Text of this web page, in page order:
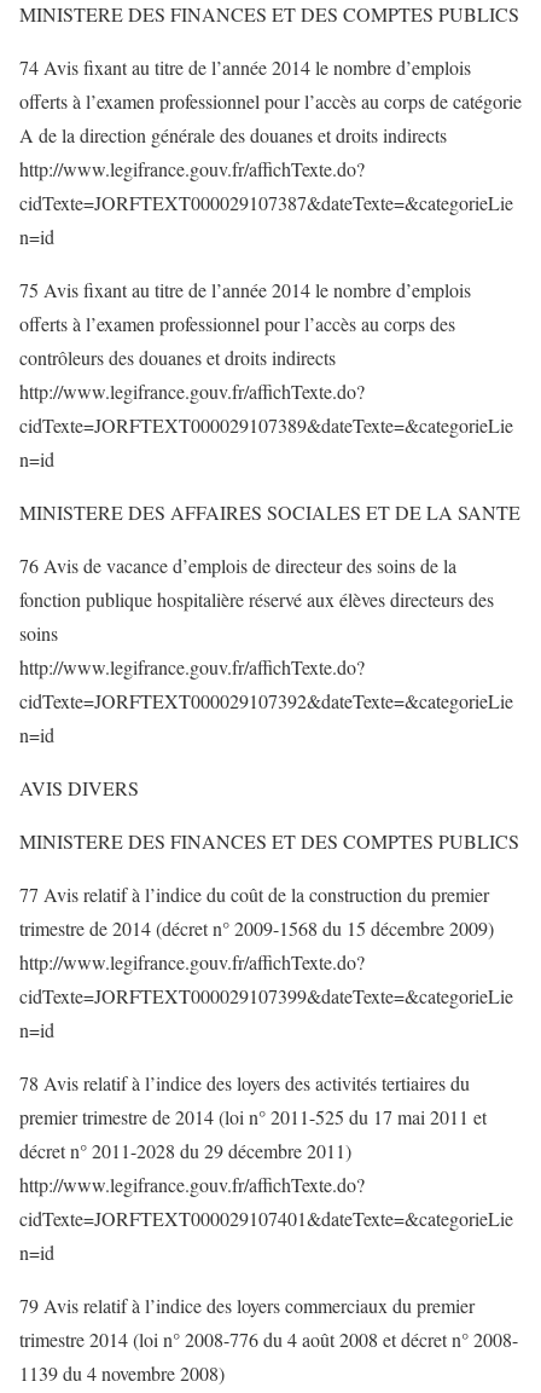
MINISTERE DES FINANCES ET DES COMPTES PUBLICS
74 Avis fixant au titre de l’année 2014 le nombre d’emplois
offerts à l’examen professionnel pour l’accès au corps de catégorie
A de la direction générale des douanes et droits indirects
http://www.legifrance.gouv.fr/affichTexte.do?
cidTexte=JORFTEXT000029107387&dateTexte=&categorieLie
n=id
75 Avis fixant au titre de l’année 2014 le nombre d’emplois
offerts à l’examen professionnel pour l’accès au corps des
contrôleurs des douanes et droits indirects
http://www.legifrance.gouv.fr/affichTexte.do?
cidTexte=JORFTEXT000029107389&dateTexte=&categorieLie
n=id
MINISTERE DES AFFAIRES SOCIALES ET DE LA SANTE
76 Avis de vacance d’emplois de directeur des soins de la
fonction publique hospitalière réservé aux élèves directeurs des
soins
http://www.legifrance.gouv.fr/affichTexte.do?
cidTexte=JORFTEXT000029107392&dateTexte=&categorieLie
n=id
AVIS DIVERS
MINISTERE DES FINANCES ET DES COMPTES PUBLICS
77 Avis relatif à l’indice du coût de la construction du premier
trimestre de 2014 (décret n° 2009-1568 du 15 décembre 2009)
http://www.legifrance.gouv.fr/affichTexte.do?
cidTexte=JORFTEXT000029107399&dateTexte=&categorieLie
n=id
78 Avis relatif à l’indice des loyers des activités tertiaires du
premier trimestre de 2014 (loi n° 2011-525 du 17 mai 2011 et
décret n° 2011-2028 du 29 décembre 2011)
http://www.legifrance.gouv.fr/affichTexte.do?
cidTexte=JORFTEXT000029107401&dateTexte=&categorieLie
n=id
79 Avis relatif à l’indice des loyers commerciaux du premier
trimestre 2014 (loi n° 2008-776 du 4 août 2008 et décret n° 2008-
1139 du 4 novembre 2008)